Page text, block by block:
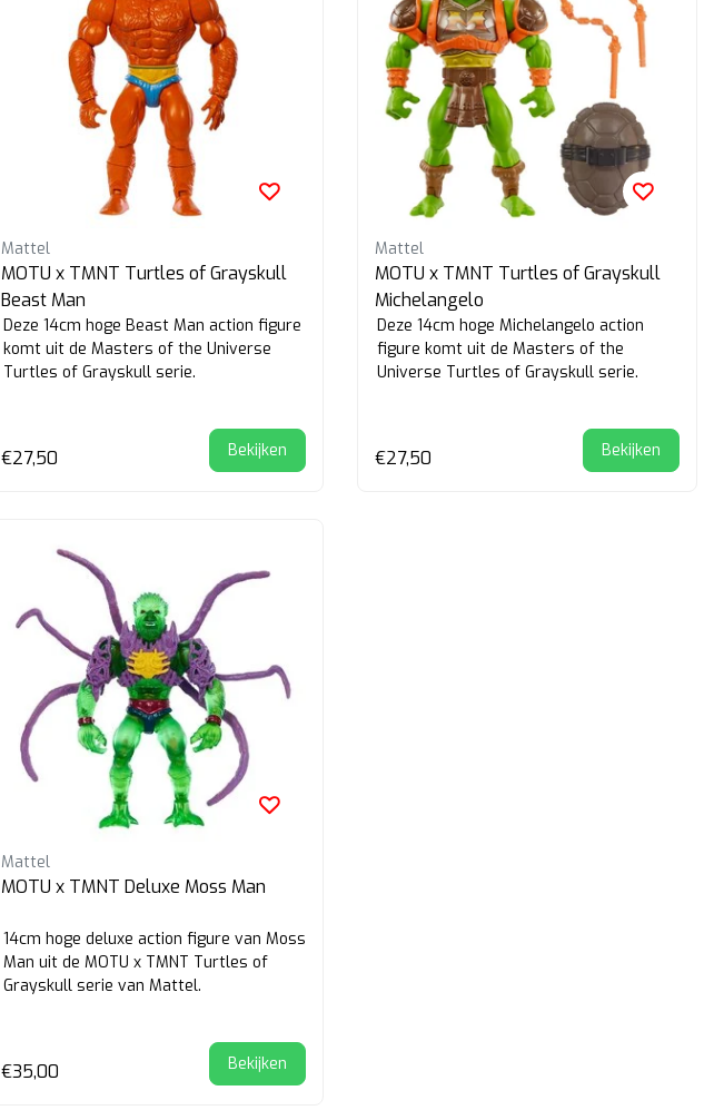
Mattel
MOTU x TMNT Turtles of Grayskull
Beast Man
Deze 14cm hoge Beast Man action figure
komt uit de Masters of the Universe
Turtles of Grayskull serie.
€27,50 Bekijken
Mattel
MOTU x TMNT Turtles of Grayskull
Michelangelo
Deze 14cm hoge Michelangelo action
figure komt uit de Masters of the
Universe Turtles of Grayskull serie.
€27,50 Bekijken
Mattel
MOTU x TMNT Deluxe Moss Man
14cm hoge deluxe action figure van Moss
Man uit de MOTU x TMNT Turtles of
Grayskull serie van Mattel.
€35,00 Bekijken